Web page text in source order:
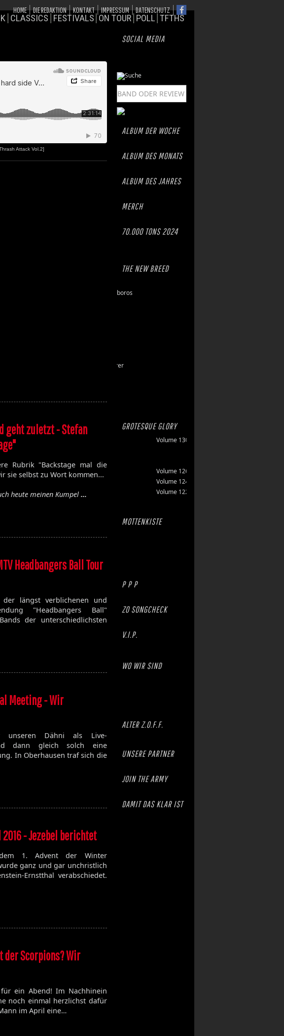
HOME DIE REDAKTION KONTAKT IMPRESSUM DATENSCHUTZ
CLASSICS FESTIVALS ON TOUR POLL TFTHS
Attack Vol.2]
geht zuletzt - Stefan
Rubrik "Backstage mal die
sie selbst zu Wort kommen...
heute meinen Kumpel…
Headbangers Ball Tour
längst verblichenen und
"Headbangers Ball"
der unterschiedlichsten
Meeting - Wir
unseren Dähni als Live-
dann gleich solch eine
In Oberhausen traf sich die
- Jezebel berichtet
1. Advent der Winter
ganz und gar unchristlich
Ernstthal verabschiedet.
der Scorpions? Wir
ein Abend! Im Nachhinein
noch einmal herzlichst dafür
im April eine…
SOCIAL MEDIA
ALBUM DER WOCHE
ALBUM DES MONATS
ALBUM DES JAHRES
MERCH
70.000 TONS 2024
THE NEW BREED
Dawn of Ouroboros
Grand Devourer
GROTESQUE GLORY
131
Volume 130
129
128
127
Volume 126
Volume 124
123
Volume 122
MOTTENKISTE
Satan's Host
Elixir
P P P
ZO SONGCHECK
V.I.P.
WO WIR SIND
ALTER Z.O.F.F.
UNSERE PARTNER
JOIN THE ARMY
DAMIT DAS KLAR IST